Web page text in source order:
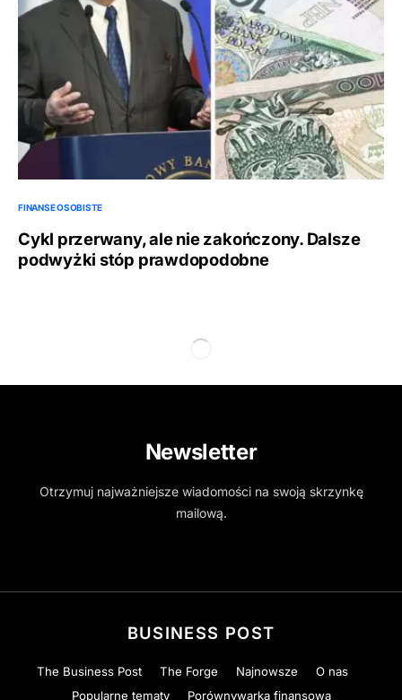
FINANSE OSOBISTE
Cykl przerwany, ale nie zakończony. Dalsze
podwyżki stóp prawdopodobne
Newsletter
Otrzymuj najważniejsze wiadomości na swoją skrzynkę
mailową.
BUSINESS POST
The Business Post The Forge Najnowsze
O nas
Popularne tematy
Porównywarka finansowa